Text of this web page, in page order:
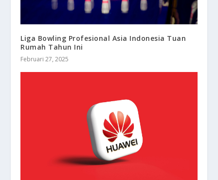
Liga Bowling Profesional Asia Indonesia Tuan
Rumah Tahun Ini
Februari 27, 2025